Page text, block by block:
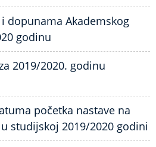
dopunama Akademskog
godinu
2019/2020. godinu
početka nastave na
studijskoj 2019/2020 godini